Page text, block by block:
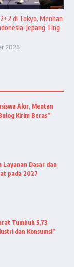
di Tokyo, Menhan
Ting
2025
Alor, Mentan
Kirim Beras”
Layanan Dasar dan
pada 2027
Tumbuh 5,73
dan Konsumsi”